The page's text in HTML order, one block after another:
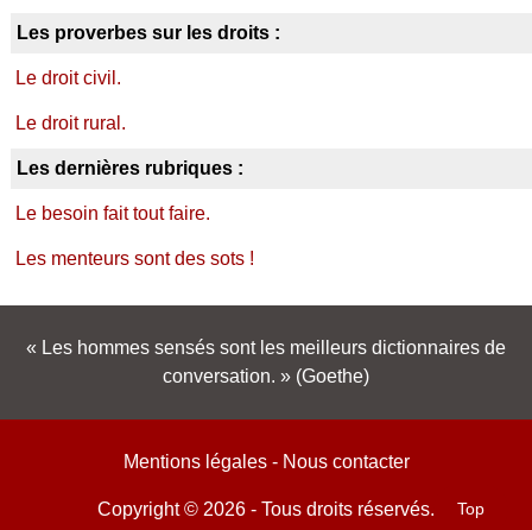
Les proverbes sur les droits :
Le droit civil.
Le droit rural.
Les dernières rubriques :
Le besoin fait tout faire.
Les menteurs sont des sots !
Les hommes sensés sont les meilleurs dictionnaires de
conversation.
(Goethe)
Mentions légales- Nous contacter
Copyright © 2026 - Tous droits réservés. Top